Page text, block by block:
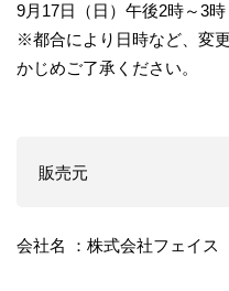
9月17日（日）午後2時～3時
※都合により日時など、変
かじめご了承ください。
販売元
会社名 ：株式会社フェイス